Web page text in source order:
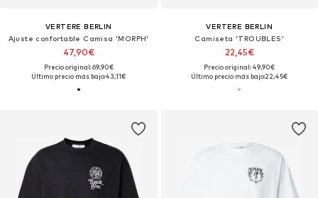
VERTERE BERLIN
Ajuste confortable Camisa 'MORPH'
47,90€
Precio original: 69,90€
Último precio más bajo:43,11€
VERTERE BERLIN
Camiseta 'TROUBLES'
22,45€
Precio original: 49,90€
Último precio más bajo:22,45€